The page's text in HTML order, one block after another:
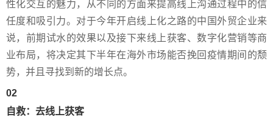
性化交互的魅力，从不同的方面来提高线上沟通过程中的信
任度和吸引力。对于今年开启线上化之路的中国外贸企业来
说，前期试水的效果以及接下来线上获客、数字化营销等商
业布局，将决定其下半年在海外市场能否挽回疫情期间的颓
势，并且寻找到新的增长点。
02
自救：去线上获客